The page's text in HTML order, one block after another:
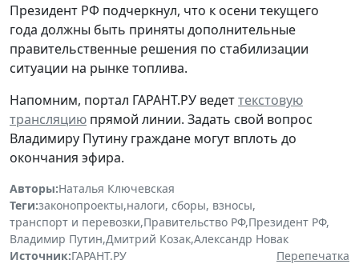
Президент РФ подчеркнул, что к осени текущего
года должны быть приняты дополнительные
правительственные решения по стабилизации
ситуации на рынке топлива.
Напомним, портал ГАРАНТ.РУ ведеттекстовую
трансляцию прямой линии. Задать свой вопрос
Владимиру Путину граждане могут вплоть до
окончания эфира.
Авторы:Наталья Ключевская
Теги:законопроекты,налоги, сборы, взносы,
транспорт и перевозки,Правительство РФ,Президент РФ,
Владимир Путин,Дмитрий Козак,Александр Новак
Источник:ГАРАНТ.РУ
Перепечатка